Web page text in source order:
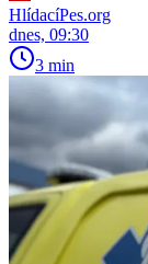
HlídacíPes.org
dnes, 09:30
3 min